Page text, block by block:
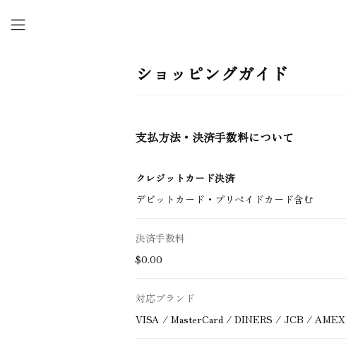
ショッピングガイド
支払方法・決済手数料について
クレジットカード決済
デビットカード・プリペイドカード含む
決済手数料
$‌0.00
対応ブランド
VISA / MasterCard / DINERS / JCB / AMEX